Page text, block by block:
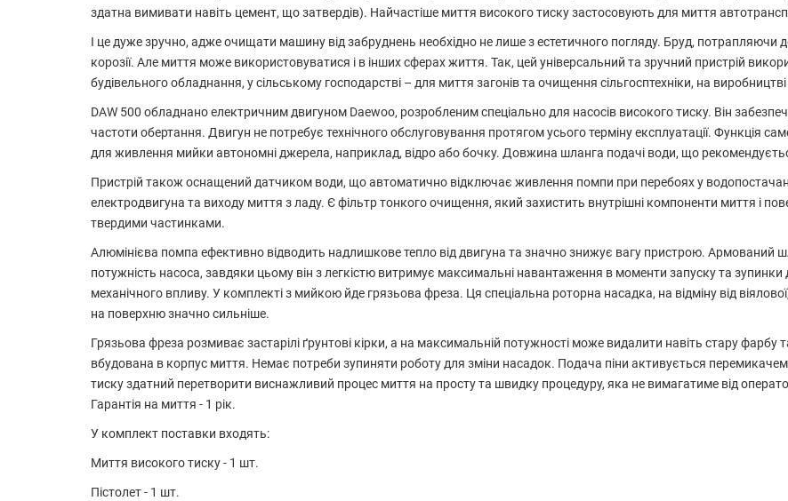
здатна вимивати навіть цемент, що затвердів). Найчастіше миття високого тиску застосовують для миття
І це дуже зручно, адже очищати машину від забруднень необхідно не лише з естетичного погляду. Бруд,
корозії. Але миття може використовуватися і в інших сферах життя. Так, цей універсальний та зручний пристрій
будівельного обладнання, у сільському господарстві – для миття загонів та очищення сільгосптехніки, на
DAW 500 обладнано електричним двигуном Daewoo, розробленим спеціально для насосів високого тиску. Він
частоти обертання. Двигун не потребує технічного обслуговування протягом усього терміну експлуатації. Функція
для живлення мийки автономні джерела, наприклад, відро або бочку. Довжина шланга подачі води, що
Пристрій також оснащений датчиком води, що автоматично відключає живлення помпи при перебоях у
електродвигуна та виходу миття з ладу. Є фільтр тонкого очищення, який захистить внутрішні компоненти миття і
твердими частинками.
Алюмінієва помпа ефективно відводить надлишкове тепло від двигуна та значно знижує вагу пристрою. Армований
потужність насоса, завдяки цьому він з легкістю витримує максимальні навантаження в моменти запуску та зупинки
механічного впливу. У комплекті з мийкою йде грязьова фреза. Ця спеціальна роторна насадка, на відміну від
на поверхню значно сильніше.
Грязьова фреза розмиває застарілі ґрунтові кірки, а на максимальній потужності може видалити навіть стару фарбу
вбудована в корпус миття. Немає потреби зупиняти роботу для зміни насадок. Подача піни активується
тиску здатний перетворити виснажливий процес миття на просту та швидку процедуру, яка не вимагатиме від
Гарантія на миття - 1 рік.
У комплект поставки входять:
Миття високого тиску - 1 шт.
Пістолет - 1 шт.